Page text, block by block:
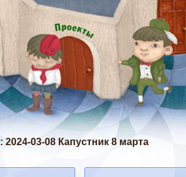
: 2024-03-08 Капустник 8 марта